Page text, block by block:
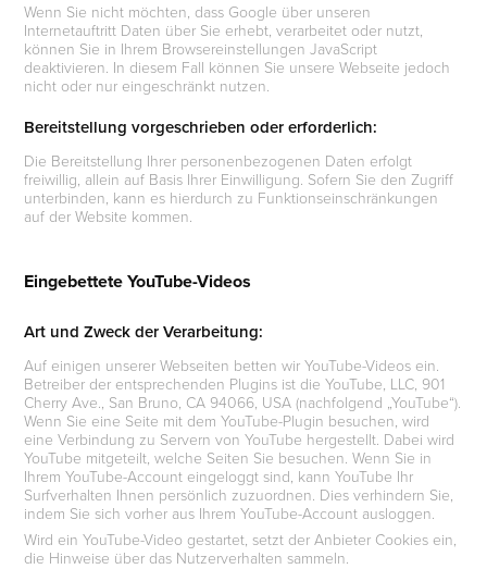
Wenn Sie nicht möchten, dass Google über unseren
Internetauftritt Daten über Sie erhebt, verarbeitet oder nutzt,
können Sie in Ihrem Browsereinstellungen JavaScript
deaktivieren. In diesem Fall können Sie unsere Webseite jedoch
nicht oder nur eingeschränkt nutzen.
Bereitstellung vorgeschrieben oder erforderlich:
Die Bereitstellung Ihrer personenbezogenen Daten erfolgt
freiwillig, allein auf Basis Ihrer Einwilligung. Sofern Sie den Zugriff
unterbinden, kann es hierdurch zu Funktionseinschränkungen
auf der Website kommen.
Eingebettete YouTube-Videos
Art und Zweck der Verarbeitung:
Auf einigen unserer Webseiten betten wir YouTube-Videos ein.
Betreiber der entsprechenden Plugins ist die YouTube, LLC, 901
Cherry Ave., San Bruno, CA 94066, USA (nachfolgend „YouTube“).
Wenn Sie eine Seite mit dem YouTube-Plugin besuchen, wird
eine Verbindung zu Servern von YouTube hergestellt. Dabei wird
YouTube mitgeteilt, welche Seiten Sie besuchen. Wenn Sie in
Ihrem YouTube-Account eingeloggt sind, kann YouTube Ihr
Surfverhalten Ihnen persönlich zuzuordnen. Dies verhindern Sie,
indem Sie sich vorher aus Ihrem YouTube-Account ausloggen.
Wird ein YouTube-Video gestartet, setzt der Anbieter Cookies ein,
die Hinweise über das Nutzerverhalten sammeln.